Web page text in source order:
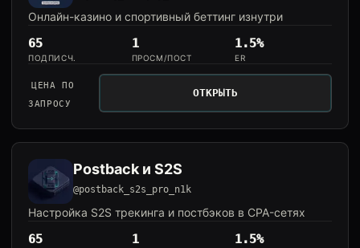
Онлайн-казино и спортивный беттинг изнутри
65
ПОДПИСЧ.
1
ПРОСМ/ПОСТ
1.5%
ER
ЦЕНА ПО
ЗАПРОСУ
ОТКРЫТЬ
Postback и S2S
@postback_s2s_pro_n1k
Настройка S2S трекинга и постбэков в CPA-сетях
65 1 1.5%